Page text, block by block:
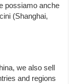
possiamo anche
(Shanghai,
we also sell
and regions